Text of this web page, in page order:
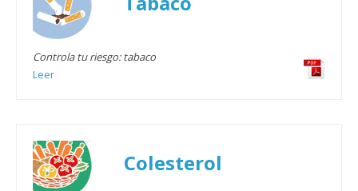
Controla tu riesgo: tabaco
Leer
Colesterol